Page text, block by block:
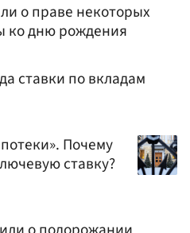
о праве некоторых
ко дню рождения
ставки по вкладам
Почему
ставку?